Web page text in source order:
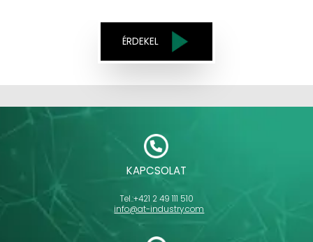
ÉRDEKEL
KAPCSOLAT
Tel.:+421 2 49 111 510
info@at-industry.com